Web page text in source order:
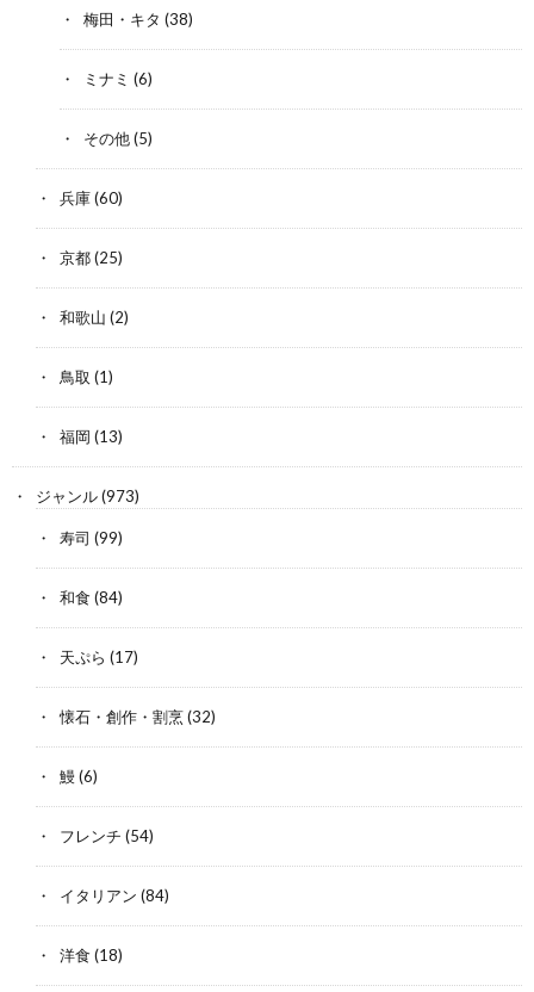
梅田・キタ (38)
ミナミ (6)
その他(5)
兵庫(60)
京都(25)
和歌山 (2)
鳥取 (1)
福岡 (13)
ジャンル(973)
寿司 (99)
和食 (84)
天ぷら (17)
懐石・創作・割烹(32)
鰻(6)
フレンチ (54)
イタリアン (84)
洋食 (18)